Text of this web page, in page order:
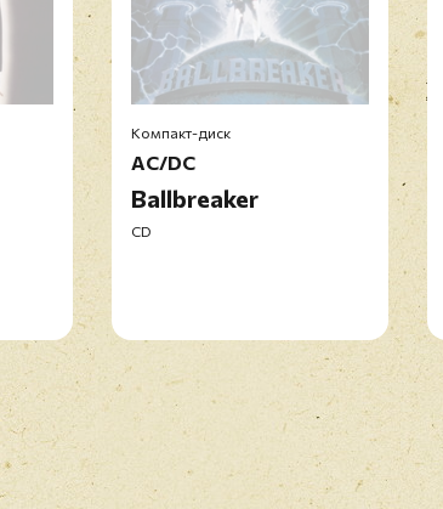
Компакт-диск
AC/DC
Ballbreaker
CD